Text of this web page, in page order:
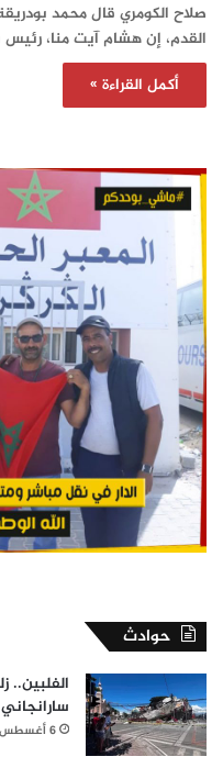
صلاح الكومري قال محمد
القدم، إن هشام آيت منا،
أكمل القراءة »
حوادث
سارانجاني
6 أغسطس، 2026